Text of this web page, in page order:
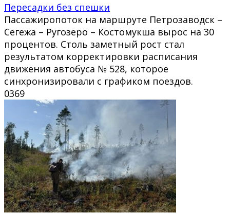
Пересадки без спешки
Пассажиропоток на маршруте Петрозаводск –
Сегежа – Ругозеро – Костомукша вырос на 30
процентов. Столь заметный рост стал
результатом корректировки расписания
движения автобуса № 528, которое
синхронизировали с графиком поездов.
0369